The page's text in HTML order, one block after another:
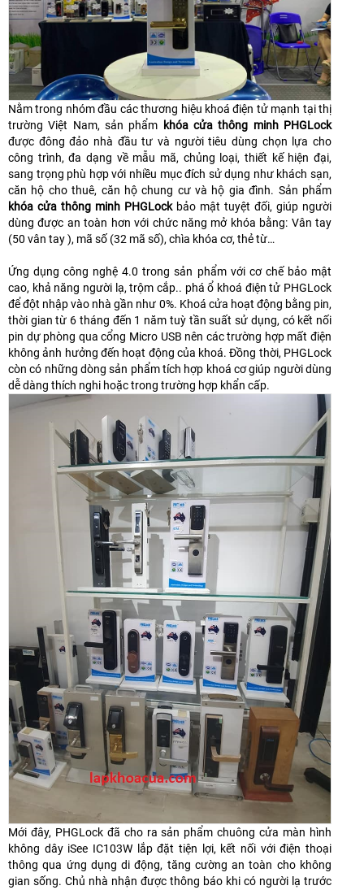
Nằm trong nhóm đầu các thương hiệu khoá điện tử mạnh tại thị
trường Việt Nam, sản phẩm khóa cửa thông minh PHGLock
được đông đảo nhà đầu tư và người tiêu dùng chọn lựa cho
công trình, đa dạng về mẫu mã, chủng loại, thiết kế hiện đại,
sang trọng phù hợp với nhiều mục đích sử dụng như khách sạn,
căn hộ cho thuê, căn hộ chung cư và hộ gia đình. Sản phẩm
khóa cửa thông minh PHGLockbảo mật tuyệt đối, giúp người
dùng được an toàn hơn với chức năng mở khóa bằng: Vân tay
(50 vân tay ), mã số (32 mã số), chìa khóa cơ, thẻ từ…
Ứng dụng công nghệ 4.0 trong sản phẩm với cơ chế bảo mật
cao, khả năng người lạ, trộm cắp.. phá ổ khoá điện tử PHGLock
để đột nhập vào nhà gần như 0%. Khoá cửa hoạt động bằng pin,
thời gian từ 6 tháng đến 1 năm tuỳ tần suất sử dụng, có kết nối
pin dự phòng qua cổng Micro USB nên các trường hợp mất điện
không ảnh hưởng đến hoạt động của khoá. Đồng thời, PHGLock
còn có những dòng sản phẩm tích hợp khoá cơ giúp người dùng
dễ dàng thích nghi hoặc trong trường hợp khẩn cấp.
Mới đây, PHGLock đã cho ra sản phẩm chuông cửa màn hình
không dây iSee IC103W lắp đặt tiện lợi, kết nối với điện thoại
thông qua ứng dụng di động, tăng cường an toàn cho không
gian sống. Chủ nhà nhận được thông báo khi có người lạ trước